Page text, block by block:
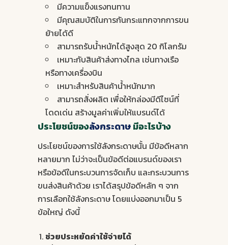
มีความแข็งแรงทนทาน
มีคุณสมบัติในการกันกระแทกจากการขน
ย้ายได้ดี
สามารถรับน้ำหนักได้สูงสุด 20 กิโลกรัม
เหมาะกับสินค้าส่งทางไกล เช่นทางเรือ
หรือทางเครื่องบิน
เหมาะสำหรับสินค้าน้ำหนักมาก
สามารถสั่งผลิต เพื่อให้กล่องมีดีไซน์ที่
โดดเด่น สร้างมูลค่าเพิ่มให้แบรนด์ได้
ประโยชน์ของลังกระดาษมีอะไรบ้าง
ประโยชน์ของการใช้ลังกระดาษนั้น มีข้อดีหลาก
หลายมาก ไม่ว่าจะเป็นข้อดีต่อแบรนด์ของเรา
หรือข้อดีในกระบวนการจัดเก็บ และกระบวนการ
ขนส่งสินค้าด้วย เราได้สรุปข้อดีหลัก ๆ จาก
การเลือกใช้ลังกระดาษ โดยแบ่งออกมาเป็น 5
ข้อใหญ่ ดังนี้
ช่วยประหยัดค่าใช้จ่ายได้